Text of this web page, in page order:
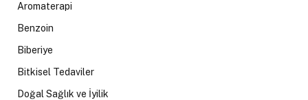
Aromaterapi
Benzoin
Biberiye
Bitkisel Tedaviler
Doğal Sağlık ve İyilik